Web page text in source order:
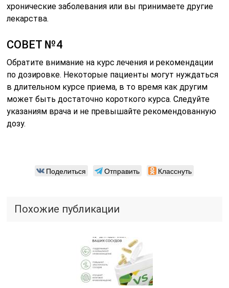
хронические заболевания или вы принимаете другие
лекарства.
СОВЕТ №4
Обратите внимание на курс лечения и рекомендации
по дозировке. Некоторые пациенты могут нуждаться
в длительном курсе приема, в то время как другим
может быть достаточно короткого курса. Следуйте
указаниям врача и не превышайте рекомендованную
дозу.
Поделиться Отправить Класснуть
Похожие публикации